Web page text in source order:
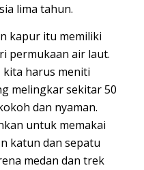
lima tahun.
kapur itu memiliki
permukaan air laut.
harus meniti
melingkar sekitar 50
dan nyaman.
untuk memakai
katun dan sepatu
medan dan trek